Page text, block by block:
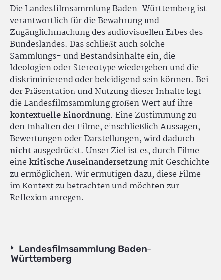
Die Landesfilmsammlung Baden-Württemberg ist
verantwortlich für die Bewahrung und
Zugänglichmachung des audiovisuellen Erbes des
Bundeslandes. Das schließt auch solche
Sammlungs- und Bestandsinhalte ein, die
Ideologien oder Stereotype wiedergeben und die
diskriminierend oder beleidigend sein können. Bei
der Präsentation und Nutzung dieser Inhalte legt
die Landesfilmsammlung großen Wert auf ihre
kontextuelle Einordnung. Eine Zustimmung zu
den Inhalten der Filme, einschließlich Aussagen,
Bewertungen oder Darstellungen, wird dadurch
nichtausgedrückt. Unser Ziel ist es, durch Filme
einekritische Auseinandersetzungmit Geschichte
zu ermöglichen. Wir ermutigen dazu, diese Filme
im Kontext zu betrachten und möchten zur
Reflexion anregen.
Landesfilmsammlung Baden-
Württemberg